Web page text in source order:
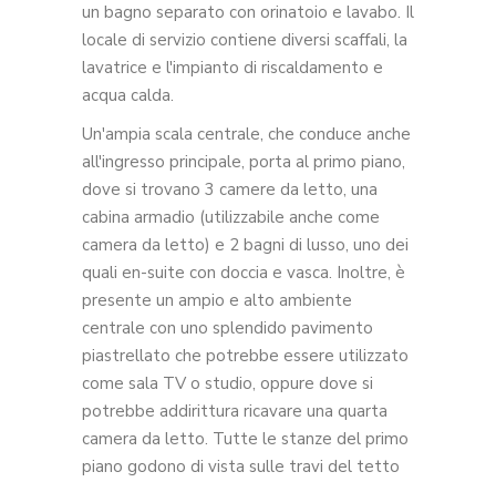
un bagno separato con orinatoio e lavabo. Il
locale di servizio contiene diversi scaffali, la
lavatrice e l'impianto di riscaldamento e
acqua calda.
Un'ampia scala centrale, che conduce anche
all'ingresso principale, porta al primo piano,
dove si trovano 3 camere da letto, una
cabina armadio (utilizzabile anche come
camera da letto) e 2 bagni di lusso, uno dei
quali en-suite con doccia e vasca. Inoltre, è
presente un ampio e alto ambiente
centrale con uno splendido pavimento
piastrellato che potrebbe essere utilizzato
come sala TV o studio, oppure dove si
potrebbe addirittura ricavare una quarta
camera da letto. Tutte le stanze del primo
piano godono di vista sulle travi del tetto